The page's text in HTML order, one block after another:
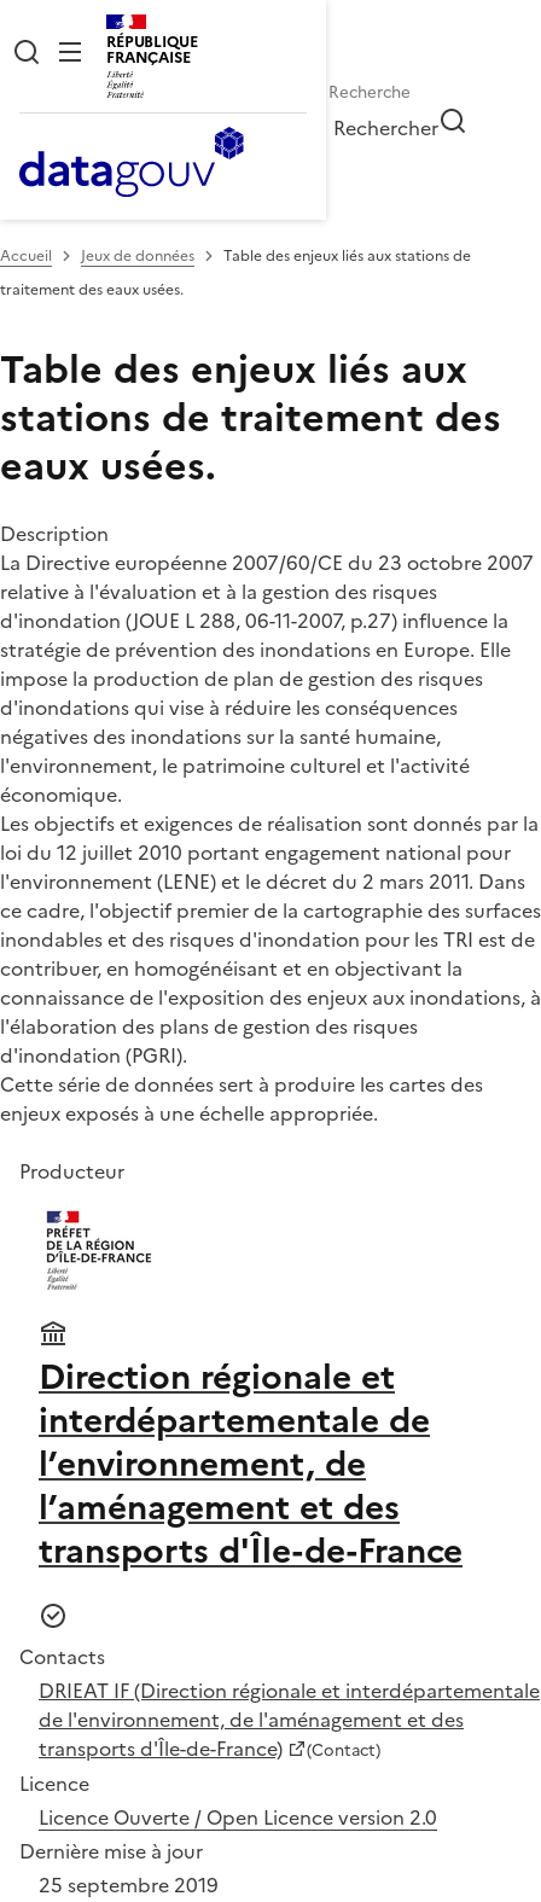
RÉPUBLIQUE
FRANÇAISE
Rechercher
Accueil Jeux de données
Table des enjeux liés aux stations de
traitement des eaux usées.
Table des enjeux liés aux
stations de traitement des
eaux usées.
Description
La Directive européenne 2007/60/CE du 23 octobre 2007
relative à l'évaluation et à la gestion des risques
d'inondation (JOUE L 288, 06-11-2007, p.27) influence la
stratégie de prévention des inondations en Europe. Elle
impose la production de plan de gestion des risques
d'inondations qui vise à réduire les conséquences
négatives des inondations sur la santé humaine,
l'environnement, le patrimoine culturel et l'activité
économique.
Les objectifs et exigences de réalisation sont donnés par la
loi du 12 juillet 2010 portant engagement national pour
l'environnement (LENE) et le décret du 2 mars 2011. Dans
ce cadre, l'objectif premier de la cartographie des surfaces
inondables et des risques d'inondation pour les TRI est de
contribuer, en homogénéisant et en objectivant la
connaissance de l'exposition des enjeux aux inondations, à
l'élaboration des plans de gestion des risques
d'inondation (PGRI).
Cette série de données sert à produire les cartes des
enjeux exposés à une échelle appropriée.
Producteur
Direction régionale et
interdépartementale de
l’environnement, de
l’aménagement et des
transports d'Île-de-France
Contacts
DRIEAT IF (Direction régionale et interdépartementale
de l'environnement, de l'aménagement et des
transports d'Île-de-France)
(Contact)
Licence
Licence Ouverte / Open Licence version 2.0
Dernière mise à jour
25 septembre 2019